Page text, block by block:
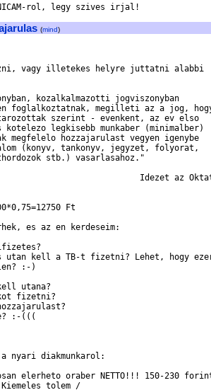
rol, legy szives irjal!
(mind)
vagy illetekes helyre juttatni alabbi
kozalkalmazotti jogviszonyban
foglalkoztatnak, megilleti az a jog,
szerint - evenkent, az ev elso
kotelezo legkisebb munkaber (minimalber)
megfelelo hozzajarulast vegyen igenybe
(konyv, tankonyv, jegyzet, folyorat,
stb.) vasarlasahoz."
Idezet az
Ft
es az en kerdeseim:
utan kell a TB-t fizetni? Lehet, hogy
:-)
utana?
fizetni?
:-(((
a nyari diakmunkarol:
elerheto oraber NETTO!!! 150-230
tolem /